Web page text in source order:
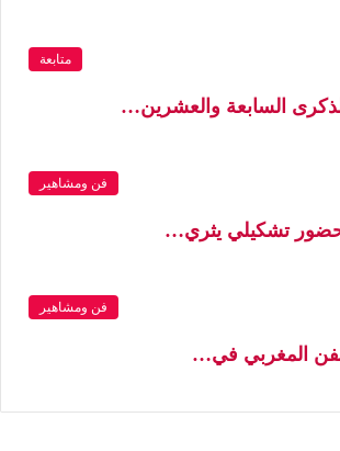
متابعة
السابعة والعشرين…
فن ومشاهير
تشكيلي يثري…
فن ومشاهير
المغربي في…